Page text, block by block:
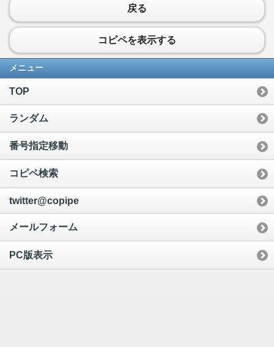
戻る
コピペを表示する
メニュー
TOP
ランダム
番号指定移動
コピペ検索
twitter@copipe
メールフォーム
PC版表示